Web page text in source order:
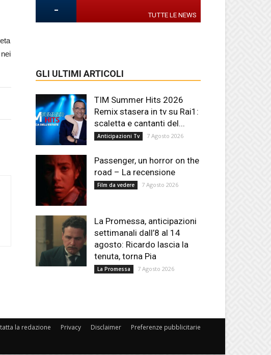
nei
- TUTTE LE NEWS
GLI ULTIMI ARTICOLI
TIM Summer Hits 2026
Remix stasera in tv su Rai1:
scaletta e cantanti del...
Anticipazioni Tv 7 Agosto 2026
Passenger, un horror on the
road – La recensione
Film da vedere 7 Agosto 2026
La Promessa, anticipazioni
settimanali dall’8 al 14
agosto: Ricardo lascia la
tenuta, torna Pia
La Promessa 7 Agosto 2026
la redazione Privacy Disclaimer Preferenze pubblicitarie